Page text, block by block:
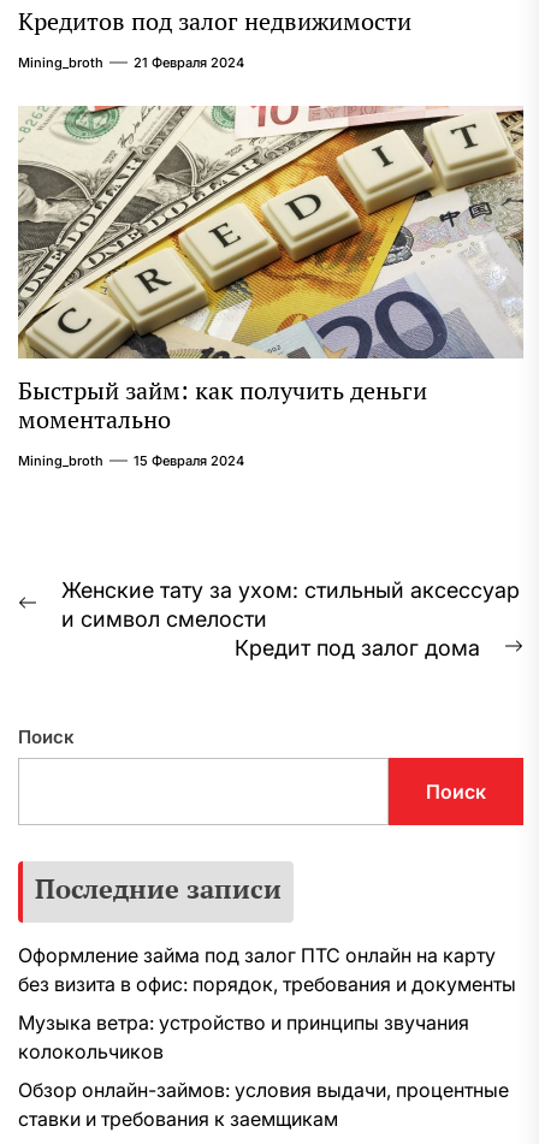
Кредитов под залог недвижимости
Mining_broth 21 Февраля 2024
Быстрый займ: как получить деньги
моментально
Mining_broth 15 Февраля 2024
Навигация
Предыдущая
Женские тату за ухом: стильный аксессуар
и символ смелости
Кредит под залог дома
Поиск
Поиск
Последние записи
Оформление займа под залог ПТС онлайн на карту
без визита в офис: порядок, требования и документы
Музыка ветра: устройство и принципы звучания
колокольчиков
Обзор онлайн-займов: условия выдачи, процентные
ставки и требования к заемщикам